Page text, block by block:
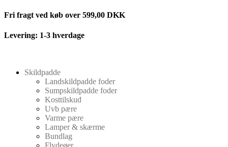
Videre
indhold
Fri fragt ved køb over 599,00 DKK
Levering: 1-3 hverdage
Skildpadde
Landskildpadde foder
Sumpskildpadde foder
Kosttilskud
Uvb pære
Varme pære
Lamper & skærme
Bundlag
Flydeøer